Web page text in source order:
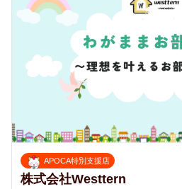
APOCA特別支援店
株式会社Westtern